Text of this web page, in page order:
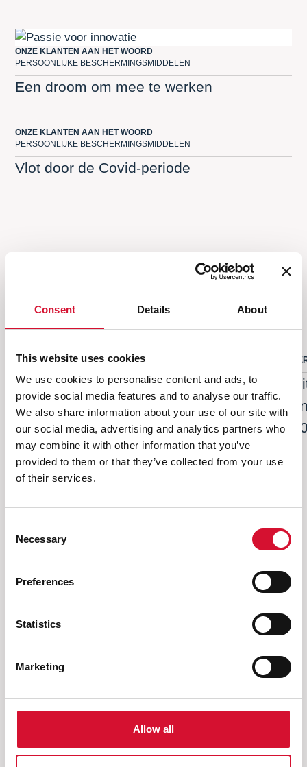
Consent Details About
This website uses cookies
We use cookies to personalise content and ads, to
provide social media features and to analyse our traffic.
We also share information about your use of our site with
our social media, advertising and analytics partners who
may combine it with other information that you’ve
provided to them or that they’ve collected from your use
of their services.
Selection
Necessary
Preferences
Statistics
Marketing
Allow all
Een droom om mee te werken
ONZE KLANTEN AAN HET WOORD
PERSOONLIJKE BESCHERMINGSMIDDELEN
Vlot door de Covid-periode
ONZE KLANTEN AAN HET WOORD
PERSOONLIJKE BESCHERMINGSMIDDELEN
Anderen kochten ook
catalogus
PERSOONLIJKE BESCHERMINGSMIDDELEN
Wat zoekt u nog meer?
Huishoud­handschoenen